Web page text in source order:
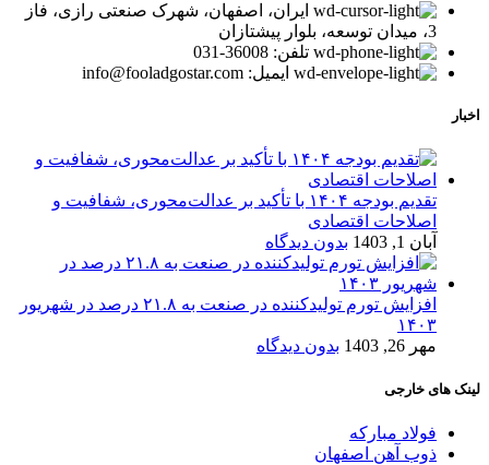
ایران، اصفهان، شهرک صنعتی رازی، فاز
3، میدان توسعه، بلوار پیشتازان
تلفن: 36008-031
ایمیل: info@fooladgostar.com
اخبار
تقدیم بودجه ۱۴۰۴ با تأکید بر عدالت‌محوری، شفافیت و
اصلاحات اقتصادی
آبان 1, 1403
بدون دیدگاه
افزایش تورم تولیدکننده در صنعت به ۲۱.۸ درصد در شهریور
۱۴۰۳
مهر 26, 1403
بدون دیدگاه
لینک های خارجی
فولاد مبارکه
ذوب آهن اصفهان